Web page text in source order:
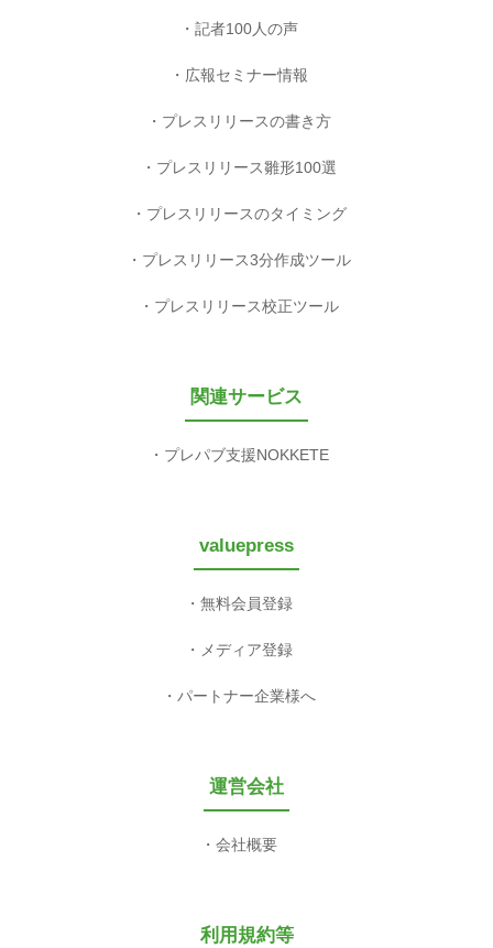
記者100人の声
広報セミナー情報
プレスリリースの書き方
プレスリリース雛形100選
プレスリリースのタイミング
プレスリリース3分作成ツール
プレスリリース校正ツール
関連サービス
プレパブ支援NOKKETE
valuepress
無料会員登録
メディア登録
パートナー企業様へ
運営会社
会社概要
利用規約等